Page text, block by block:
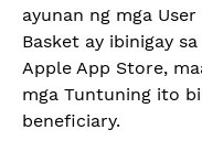
ayunan ng mga
Basket ay ibinigay
Apple App Store,
mga Tuntuning ito
beneficiary.